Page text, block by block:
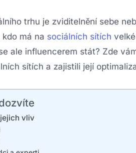
trhu je zviditelnění sebe
má na sociálních sítích
ale influencerem stát? Zde
sítích a zajistili její
vliv